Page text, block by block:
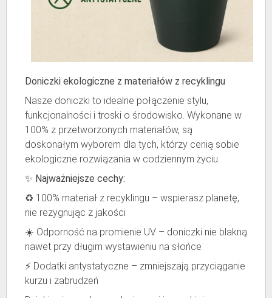
Doniczki ekologiczne z materiałów z recyklingu
Nasze doniczki to idealne połączenie stylu,
funkcjonalności i troski o środowisko. Wykonane w
100% z przetworzonych materiałów, są
doskonałym wyborem dla tych, którzy cenią sobie
ekologiczne rozwiązania w codziennym życiu.
✨ Najważniejsze cechy:
♻️ 100% materiał z recyklingu – wspierasz planetę,
nie rezygnując z jakości
☀️ Odporność na promienie UV – doniczki nie blakną
nawet przy długim wystawieniu na słońce
⚡ Dodatki antystatyczne – zmniejszają przyciąganie
kurzu i zabrudzeń